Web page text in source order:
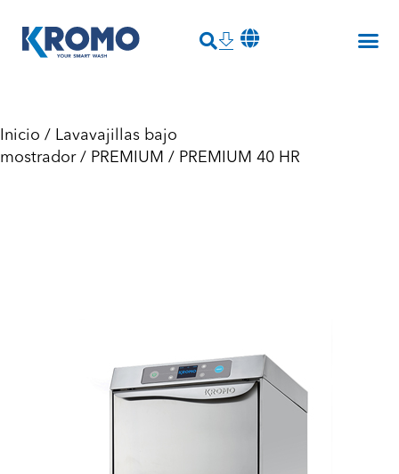
Inicio / Lavavajillas bajo
mostrador/ PREMIUM / PREMIUM 40 HR